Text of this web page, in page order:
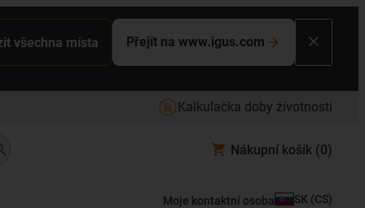
všechna místa Přejít na www.igus.com
Kalkulačka doby životnosti
Nákupní košík (0)
Moje kontaktní osoba SK (CS)